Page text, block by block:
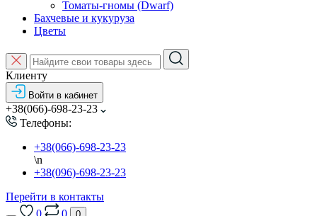
Томаты-гномы (Dwarf)
Бахчевые и кукуруза
Цветы
Клиенту
Войти в кабинет
+38(066)-698-23-23
Телефоны:
+38(066)-698-23-23
\n
+38(096)-698-23-23
Перейти в контакты
0
0